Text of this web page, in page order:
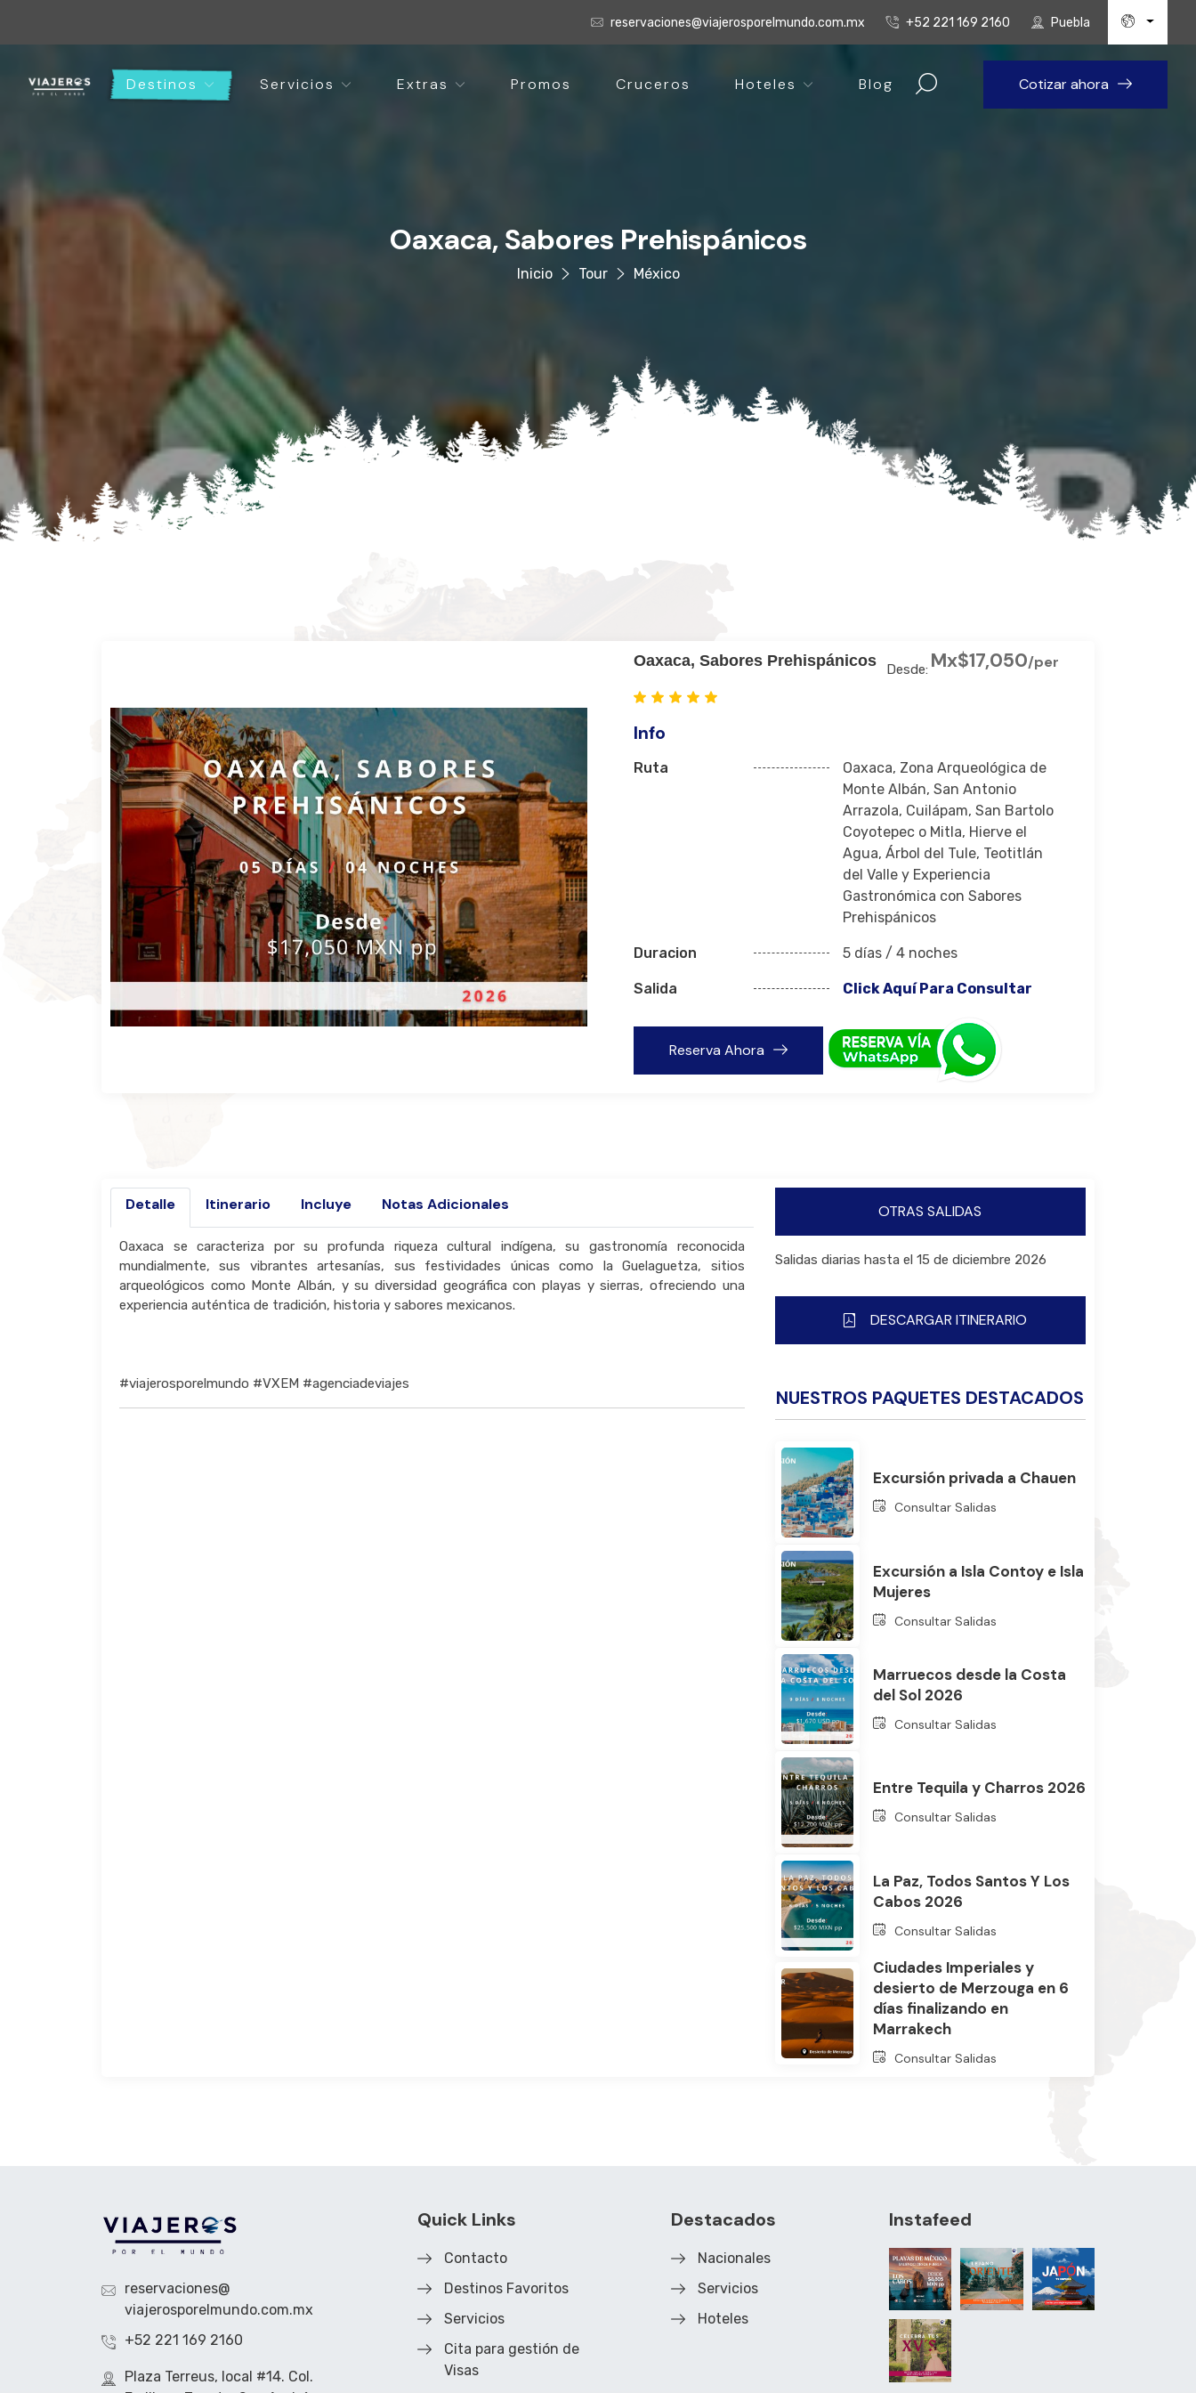
reservaciones@viajerosporelmundo.com.mx +52 221 169 2160 Puebla
Buscar
Destinos Servicios Extras Promos Cruceros Hoteles Blog Cotizar ahora
Oaxaca, Sabores Prehispánicos
Inicio Tour México
Oaxaca, Sabores Prehispánicos Desde: Mx$17,050/per
Info
Ruta
Oaxaca, Zona Arqueológica de
Monte Albán, San Antonio
Arrazola, Cuilápam, San Bartolo
Coyotepec o Mitla, Hierve el
Agua, Árbol del Tule, Teotitlán
del Valle y Experiencia
Gastronómica con Sabores
Prehispánicos
Duracion 5 días / 4 noches
Salida Click Aquí Para Consultar
Reserva Ahora
Detalle Itinerario Incluye Notas Adicionales
Oaxaca se caracteriza por su profunda riqueza cultural indígena, su gastronomía reconocida
mundialmente, sus vibrantes artesanías, sus festividades únicas como la Guelaguetza, sitios
arqueológicos como Monte Albán, y su diversidad geográfica con playas y sierras, ofreciendo una
experiencia auténtica de tradición, historia y sabores mexicanos.
#viajerosporelmundo #VXEM #agenciadeviajes
OTRAS SALIDAS
Salidas diarias hasta el 15 de diciembre 2026
DESCARGAR ITINERARIO
NUESTROS PAQUETES DESTACADOS
Excursión privada a Chauen
Consultar Salidas
Excursión a Isla Contoy e Isla
Mujeres
Consultar Salidas
Marruecos desde la Costa
del Sol 2026
Consultar Salidas
Entre Tequila y Charros 2026
Consultar Salidas
La Paz, Todos Santos Y Los
Cabos 2026
Consultar Salidas
Ciudades Imperiales y
desierto de Merzouga en 6
días finalizando en
Marrakech
Consultar Salidas
reservaciones@
viajerosporelmundo.com.mx
+52 221 169 2160
Plaza Terreus, local #14. Col.
Quick Links
Contacto
Destinos Favoritos
Servicios
Cita para gestión de
Visas
Destacados
Nacionales
Servicios
Hoteles
Instafeed